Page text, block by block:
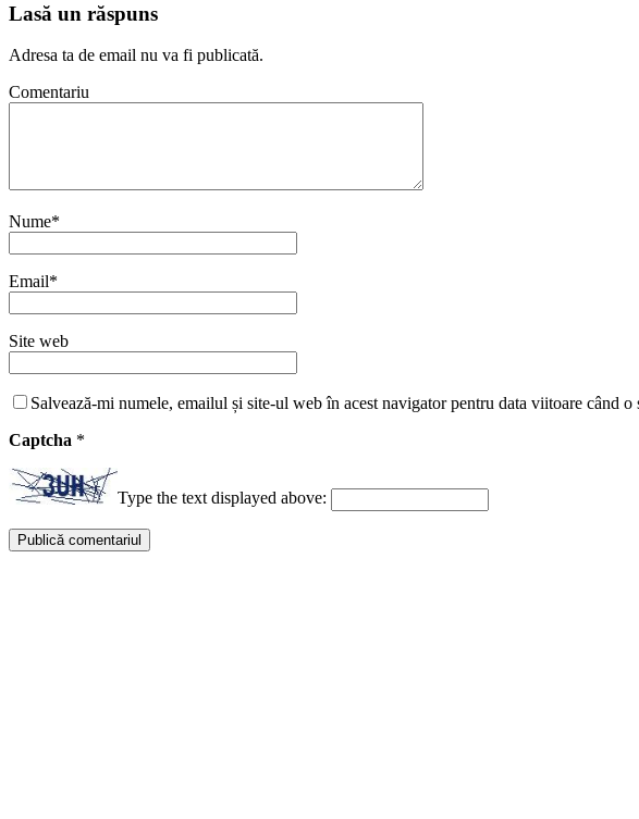
Lasă un răspuns
Adresa ta de email nu va fi publicată.
Comentariu
Nume*
Email*
Site web
Salvează-mi numele, emailul și site-ul web în acest navigator pentru data viitoare când o
Captcha *
Type the text displayed above: